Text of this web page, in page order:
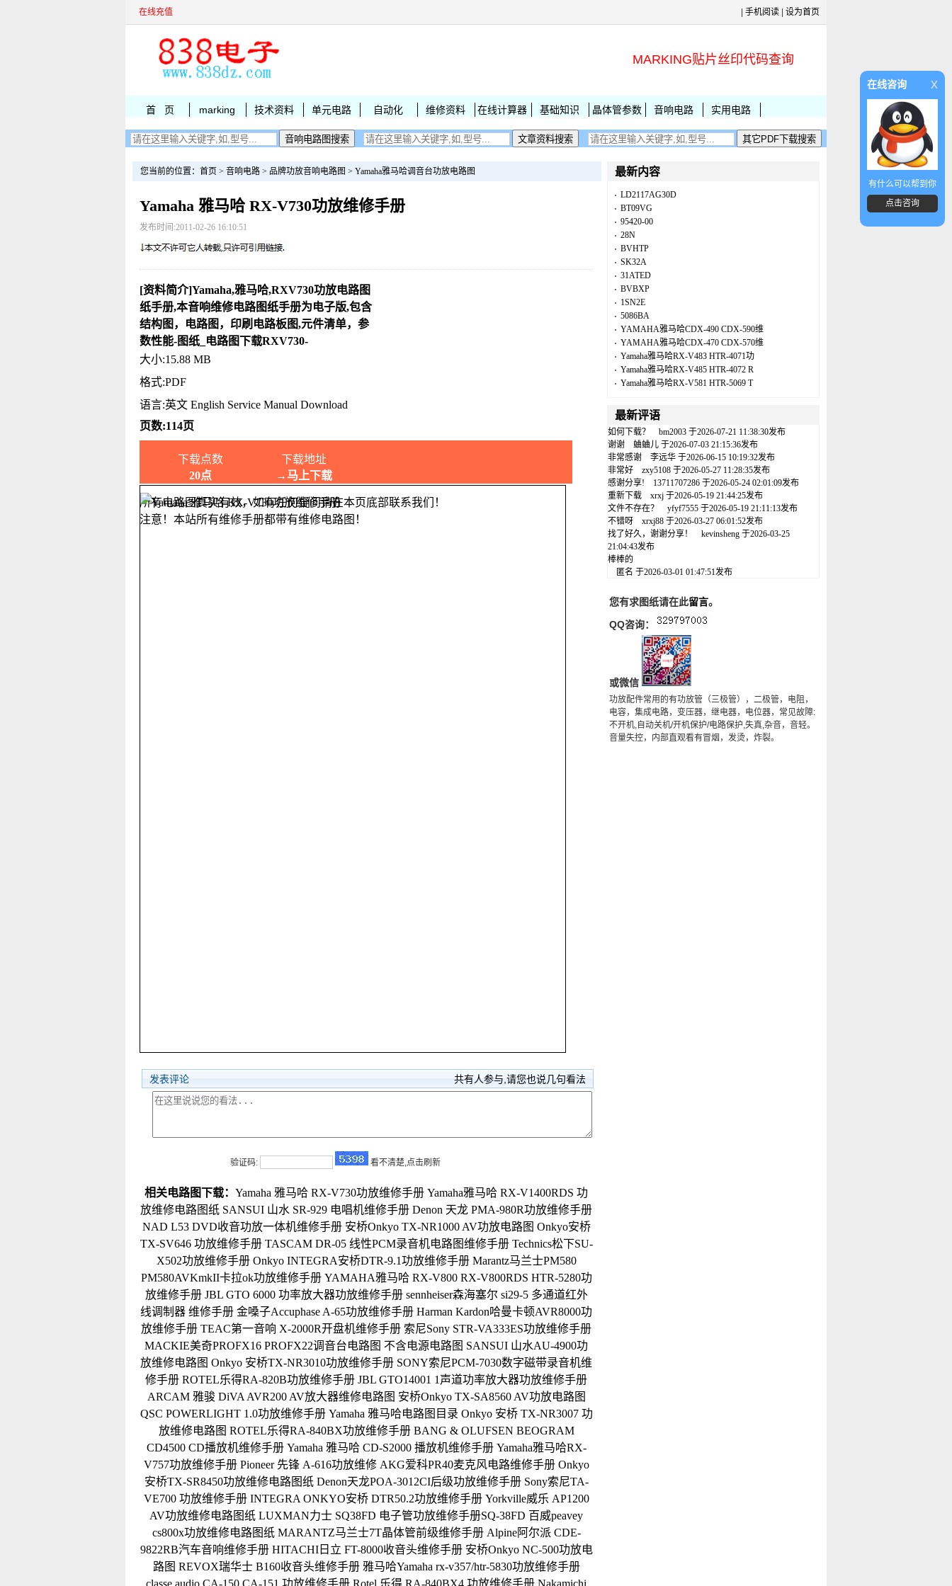
在线充值 手机阅读 设为首页
MARKING贴片丝印代码查询
首 页 marking 技术资料 单元电路 自动化 维修资料 在线计算器 基础知识 晶体管参数 音响电路 实用电路
您当前的位置： 首页 > 音响电路 > 品牌功放音响电路图 > Yamaha雅马哈调音台功放电路图
Yamaha 雅马哈 RX-V730功放维修手册
发布时间:2011-02-26 16:10:51
[资料简介]Yamaha,雅马哈,RXV730功放电路图
纸手册,本音响维修电路图纸手册为电子版,包含
结构图，电路图，印刷电路板图,元件清单，参
数性能-图纸_电路图下载RXV730-
大小:15.88 MB
格式:PDF
语言:英文 English Service Manual Download
页数:114页
下载点数
下载地址
20点
→马上下载
所有电路图真实有效，如有任何疑问请在本页底部联系我们！
注意！本站所有维修手册都带有维修电路图！
发表评论 共有人参与,请您也说几句看法
验证码: 看不清楚,点击刷新
相关电路图下载： Yamaha 雅马哈 RX-V730功放维修手册 Yamaha雅马哈 RX-V1400RDS 功
放维修电路图纸 SANSUI 山水 SR-929 电唱机维修手册 Denon 天龙 PMA-980R功放维修手册
NAD L53 DVD收音功放一体机维修手册 安桥Onkyo TX-NR1000 AV功放电路图 Onkyo安桥
TX-SV646 功放维修手册 TASCAM DR-05 线性PCM录音机电路图维修手册 Technics松下SU-
X502功放维修手册 Onkyo INTEGRA安桥DTR-9.1功放维修手册 Marantz马兰士PM580
PM580AVKmkII卡拉ok功放维修手册 YAMAHA雅马哈 RX-V800 RX-V800RDS HTR-5280功
放维修手册 JBL GTO 6000 功率放大器功放维修手册 sennheiser森海塞尔 si29-5 多通道红外
线调制器 维修手册 金嗓子Accuphase A-65功放维修手册 Harman Kardon哈曼卡顿AVR8000功
放维修手册 TEAC第一音响 X-2000R开盘机维修手册 索尼Sony STR-VA333ES功放维修手册
MACKIE美奇PROFX16 PROFX22调音台电路图 不含电源电路图 SANSUI 山水AU-4900功
放维修电路图 Onkyo 安桥TX-NR3010功放维修手册 SONY索尼PCM-7030数字磁带录音机维
修手册 ROTEL乐得RA-820B功放维修手册 JBL GTO14001 1声道功率放大器功放维修手册
ARCAM 雅骏 DiVA AVR200 AV放大器维修电路图 安桥Onkyo TX-SA8560 AV功放电路图
QSC POWERLIGHT 1.0功放维修手册 Yamaha 雅马哈电路图目录 Onkyo 安桥 TX-NR3007 功
放维修电路图 ROTEL乐得RA-840BX功放维修手册 BANG & OLUFSEN BEOGRAM
CD4500 CD播放机维修手册 Yamaha 雅马哈 CD-S2000 播放机维修手册 Yamaha雅马哈RX-
V757功放维修手册 Pioneer 先锋 A-616功放维修 AKG爱科PR40麦克风电路维修手册 Onkyo
安桥TX-SR8450功放维修电路图纸 Denon天龙POA-3012CI后级功放维修手册 Sony索尼TA-
VE700 功放维修手册 INTEGRA ONKYO安桥 DTR50.2功放维修手册 Yorkville威乐 AP1200
AV功放维修电路图纸 LUXMAN力士 SQ38FD 电子管功放维修手册SQ-38FD 百威peavey
cs800x功放维修电路图纸 MARANTZ马兰士7T晶体管前级维修手册 Alpine阿尔派 CDE-
9822RB汽车音响维修手册 HITACHI日立 FT-8000收音头维修手册 安桥Onkyo NC-500功放电
路图 REVOX瑞华士 B160收音头维修手册 雅马哈Yamaha rx-v357/htr-5830功放维修手册
classe audio CA-150 CA-151 功放维修手册 Rotel 乐得 RA-840BX4 功放维修手册 Nakamichi
最新内容
LD2117AG30D
BT09VG
95420-00
28N
BVHTP
SK32A
31ATED
BVBXP
1SN2E
5086BA
YAMAHA雅马哈CDX-490 CDX-590维
YAMAHA雅马哈CDX-470 CDX-570维
Yamaha雅马哈RX-V483 HTR-4071功
Yamaha雅马哈RX-V485 HTR-4072 R
Yamaha雅马哈RX-V581 HTR-5069 T
最新评语
如何下载？ bm2003 于2026-07-21 11:38:30发布
谢谢
蛐蛐儿 于2026-07-03 21:15:36发布
非常感谢
李远华 于2026-06-15 10:19:32发布
非常好
zxy5108 于2026-05-27 11:28:35发布
感谢分享!
13711707286 于2026-05-24 02:01:09发布
重新下载
xrxj 于2026-05-19 21:44:25发布
文件不存在？
yfyf7555 于2026-05-19 21:11:13发布
不错呀
xrxj88 于2026-03-27 06:01:52发布
找了好久，谢谢分享！
kevinsheng 于2026-03-25
21:04:43发布
棒棒的
匿名 于2026-03-01 01:47:51发布
您有求图纸请在此留言。
QQ咨询：
或微信
功放配件常用的有功放管（三极管），二极管，电阻，
电容，集成电路，变压器，继电器，电位器，常见故障:
不开机,自动关机/开机保护/电路保护,失真,杂音，音轻。
音量失控，内部直观看有冒烟，发烫，炸裂。
在线咨询 x
有什么可以帮到你
点击咨询